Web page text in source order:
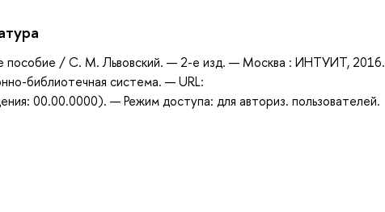
пособие / С. М. Львовский. — 2-е изд. — Москва : ИНТУИТ, 2016.
библиотечная система. — URL:
00.00.0000). — Режим доступа: для авториз. пользователей.